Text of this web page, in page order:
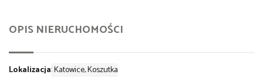
OPIS NIERUCHOMOŚCI
Lokalizacja: Katowice, Koszutka